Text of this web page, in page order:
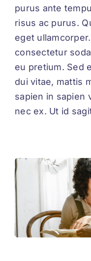
purus ante
risus ac purus.
eget
consectetur
eu pretium. Sed
dui vitae, mattis
sapien in sapien
nec ex. Ut id